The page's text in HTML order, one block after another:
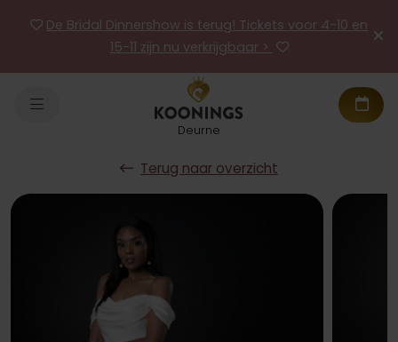
De Bridal Dinnershow is terug! Tickets voor 4-10 en
15-11 zijn nu verkrijgbaar >
Deurne
Terug naar overzicht